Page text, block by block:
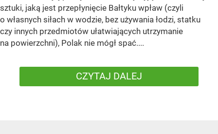
sztuki, jaką jest przepłynięcie Bałtyku wpław (czyli
o własnych siłach w wodzie, bez używania łodzi, statku
czy innych przedmiotów ułatwiających utrzymanie
na powierzchni), Polak nie mógł spać....
CZYTAJ DALEJ